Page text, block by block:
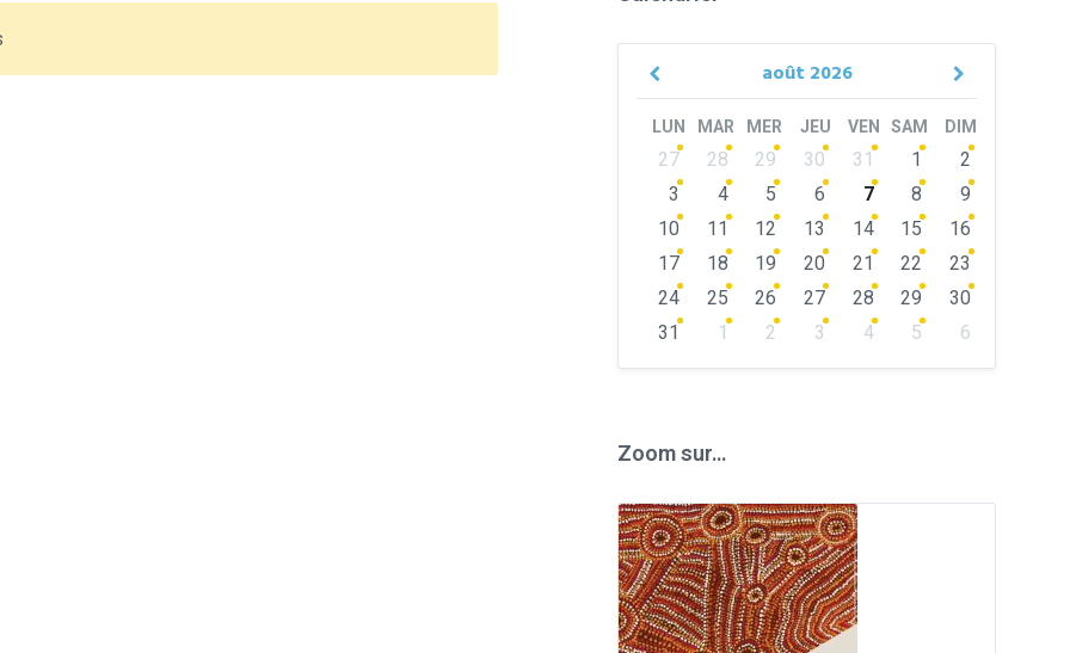
août 2026
Previous
Next
LUN MAR MER JEU VEN SAM DIM
Skip
calendar
days
27 28 29 30 31 1
2
3
4 5 6 7 8
9
10
11 12 13 14 15
16
17
18 19 20 21 22
23
24
25 26 27 28 29
30
31
1 2 3 4 5
6
Zoom sur…